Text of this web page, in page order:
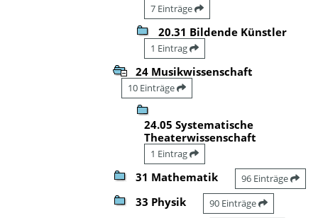
7 Einträge
20.31 Bildende Künstler
1 Eintrag
24 Musikwissenschaft
10 Einträge
24.05 Systematische
Theaterwissenschaft
1 Eintrag
31 Mathematik 96 Einträge
33 Physik 90 Einträge